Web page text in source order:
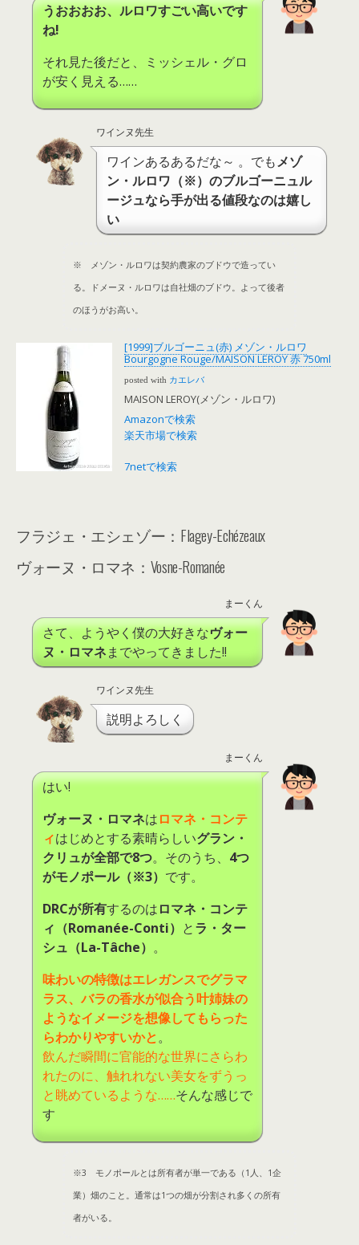
うおおおお、ルロワすごい高いです
ね!
それ見た後だと、ミッシェル・グロ
が安く見える……
ワインヌ先生
ワインあるあるだな～ 。でもメゾ
ン・ルロワ（※）のブルゴーニュル
ージュなら手が出る値段なのは嬉し
い
※ メゾン・ルロワは契約農家のブドウで造ってい
る。ドメーヌ・ルロワは自社畑のブドウ。よって後者
のほうがお高い。
[1999]ブルゴーニュ(赤) メゾン・ルロワ
Bourgogne Rouge/MAISON LEROY 赤 750ml
posted with カエレバ
MAISON LEROY(メゾン・ルロワ)
Amazonで検索
楽天市場で検索
7netで検索
フラジェ・エシェゾー：Flagey-Echézeaux
ヴォーヌ・ロマネ：Vosne-Romanée
まーくん
さて、ようやく僕の大好きなヴォー
ヌ・ロマネまでやってきました!!
ワインヌ先生
説明よろしく
まーくん
はい!
ヴォーヌ・ロマネはロマネ・コンテ
ィはじめとする素晴らしいグラン・
クリュが全部で8つ。そのうち、 4つ
がモノポール（※3） です。
DRCが所有するのはロマネ・コンテ
ィ（Romanée-Conti） とラ・ター
シュ（La-Tâche） 。
味わいの特徴はエレガンスでグラマ
ラス、バラの香水が似合う叶姉妹の
ようなイメージを想像してもらった
らわかりやすいかと。
飲んだ瞬間に官能的な世界にさらわ
れたのに、触れれない美女をずうっ
と眺めているような……そんな感じで
す
※3 モノポールとは所有者が単一である（1人、1企
業）畑のこと。通常は1つの畑が分割され多くの所有
者がいる。